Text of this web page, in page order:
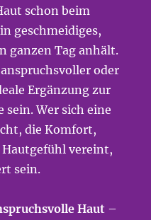
schon beim
geschmeidiges,
ganzen Tag anhält.
oder
Ergänzung zur
Wer sich eine
die Komfort,
vereint,
sein.
Haut –